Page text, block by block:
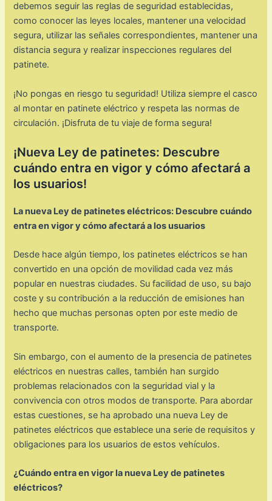
debemos seguir las reglas de seguridad establecidas,
como conocer las leyes locales, mantener una velocidad
segura, utilizar las señales correspondientes, mantener una
distancia segura y realizar inspecciones regulares del
patinete.
¡No pongas en riesgo tu seguridad! Utiliza siempre el casco
al montar en patinete eléctrico y respeta las normas de
circulación. ¡Disfruta de tu viaje de forma segura!
¡Nueva Ley de patinetes: Descubre
cuándo entra en vigor y cómo afectará a
los usuarios!
La nueva Ley de patinetes eléctricos: Descubre cuándo
entra en vigor y cómo afectará a los usuarios
Desde hace algún tiempo, los patinetes eléctricos se han
convertido en una opción de movilidad cada vez más
popular en nuestras ciudades. Su facilidad de uso, su bajo
coste y su contribución a la reducción de emisiones han
hecho que muchas personas opten por este medio de
transporte.
Sin embargo, con el aumento de la presencia de patinetes
eléctricos en nuestras calles, también han surgido
problemas relacionados con la seguridad vial y la
convivencia con otros modos de transporte. Para abordar
estas cuestiones, se ha aprobado una nueva Ley de
patinetes eléctricos que establece una serie de requisitos y
obligaciones para los usuarios de estos vehículos.
¿Cuándo entra en vigor la nueva Ley de patinetes
eléctricos?